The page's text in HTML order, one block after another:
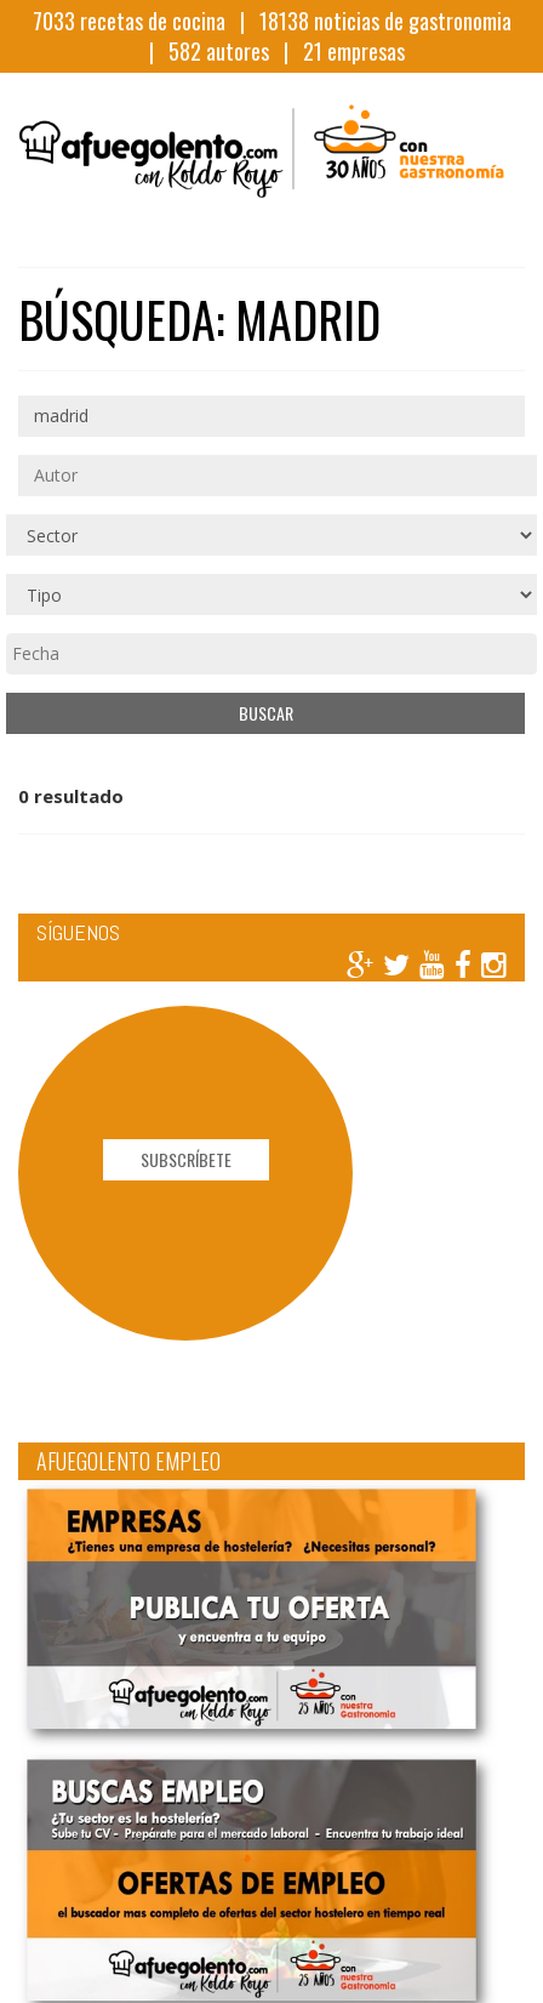
7033 recetas de cocina | 18138 noticias de gastronomia
| 582 autores | 21 empresas
BÚSQUEDA: MADRID
0 resultado
SÍGUENOS
SUBSCRÍBETE
AFUEGOLENTO EMPLEO